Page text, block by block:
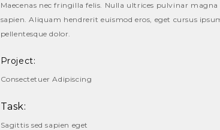
Maecenas nec fringilla felis. Nulla ultrices pulvinar
sapien. Aliquam hendrerit euismod eros, eget cursus
pellentesque dolor.
Project:
Consectetuer Adipiscing
Task:
Sagittis sed sapien eget